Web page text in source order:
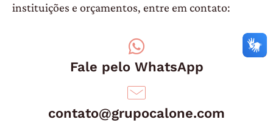
instituições e orçamentos, entre em contato:
Fale pelo WhatsApp
contato@grupocalone.com